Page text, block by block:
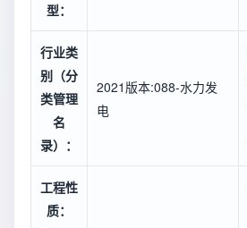
型：
行业类
别（分
类管理
名
录）：
2021版本:088-水力发
电
工程性
质：